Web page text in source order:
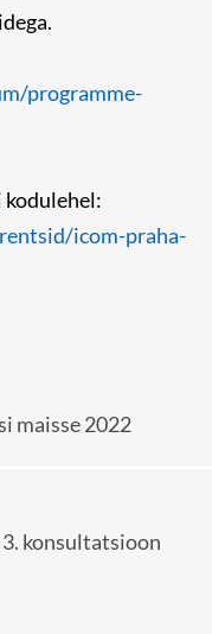
programme-
icom-praha-
maisse 2022
konsultatsioon